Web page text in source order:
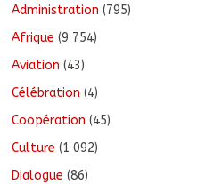
Administration (795)
Afrique (9 754)
Aviation (43)
Célébration (4)
Coopération (45)
Culture (1 092)
Dialogue (86)